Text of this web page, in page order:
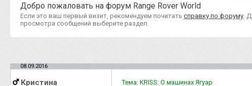
Добро пожаловать на форум Range Rover World
Если это ваш первый визит, рекомендуем почитать справку по форуму .
просмотра сообщений выберите раздел.
08.09.2016
Кристина
Тема: KRISS: О машинах Ягуар